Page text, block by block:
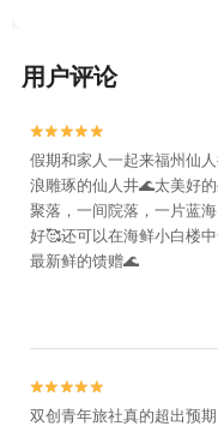
游
用户评论


假期和家人一起来福州仙
浪雕琢的仙人井🌊太美好
聚落，一间院落，一片蓝
好🥰还可以在海鲜小白楼
最新鲜的馈赠🌊


双创青年旅社真的超出预